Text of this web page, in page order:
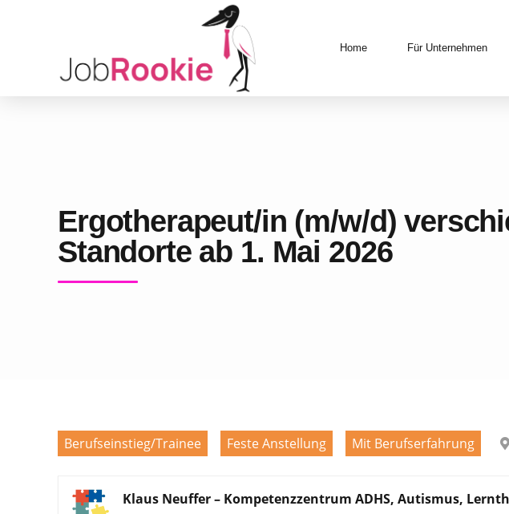
Home Für Unternehmen
Ergotherapeut/in (m/w/d)
Standorte ab 1. Mai 2026
Berufseinstieg/Trainee Feste Anstellung Mit Berufserfahrung
Klaus Neuffer – Kompetenzzentrum ADHS, Autismus,